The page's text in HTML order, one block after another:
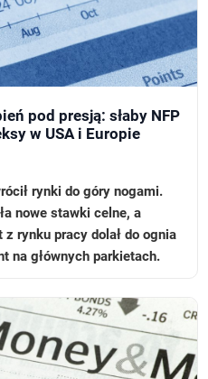
pod presją: słaby NFP
w USA i Europie
rynki do góry nogami.
nowe stawki celne, a
rynku pracy dolał do ognia
na głównych parkietach.